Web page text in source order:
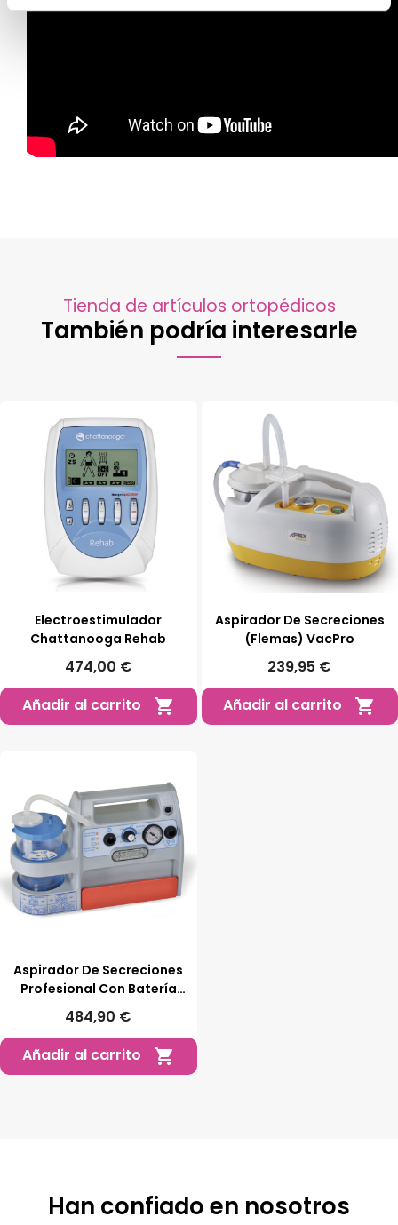
Tienda de artículos ortopédicos
También podría interesarle
Electroestimulador
Chattanooga Rehab
474,00 €
Añadir al carrito

Aspirador De Secreciones
(Flemas) VacPro
239,95 €
Añadir al carrito

Aspirador De Secreciones
Profesional Con Batería
Aspimed 1.9
484,90 €
Añadir al carrito

Han confiado en nosotros